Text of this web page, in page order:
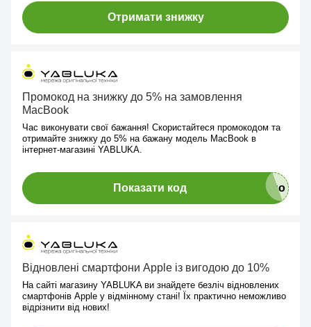
Отримати знижку
Промокод на знижку до 5% на замовлення
MacBook
Час виконувати свої бажання! Скористайтеся промокодом та
отримайте знижку до 5% на бажану модель MacBook в
інтернет-магазині YABLUKA.
Показати код
Відновлені смартфони Apple із вигодою до 10%
На сайті магазину YABLUKA ви знайдете безліч відновлених
смартфонів Apple у відмінному стані! Їх практично неможливо
відрізнити від нових!